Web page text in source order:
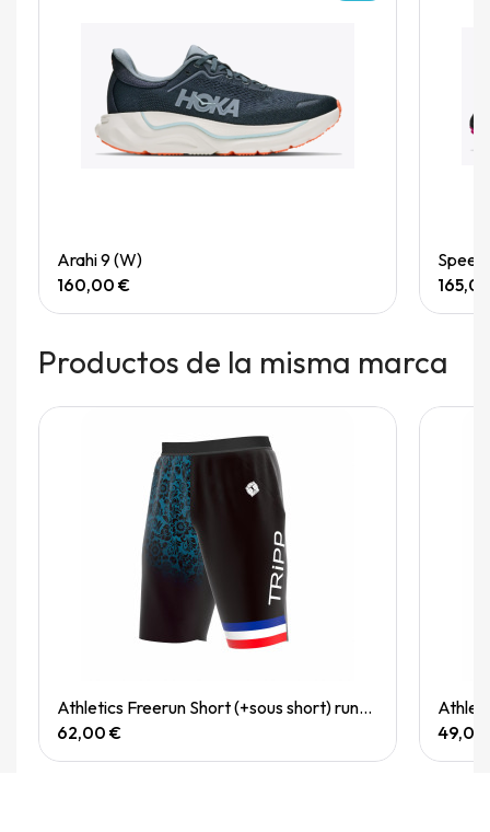
Arahi 9 (W)
160,00 €
Productos de la misma marca
Quick View
Athletics Freerun Short (+sous short) running (M)
62,00 €
49,00